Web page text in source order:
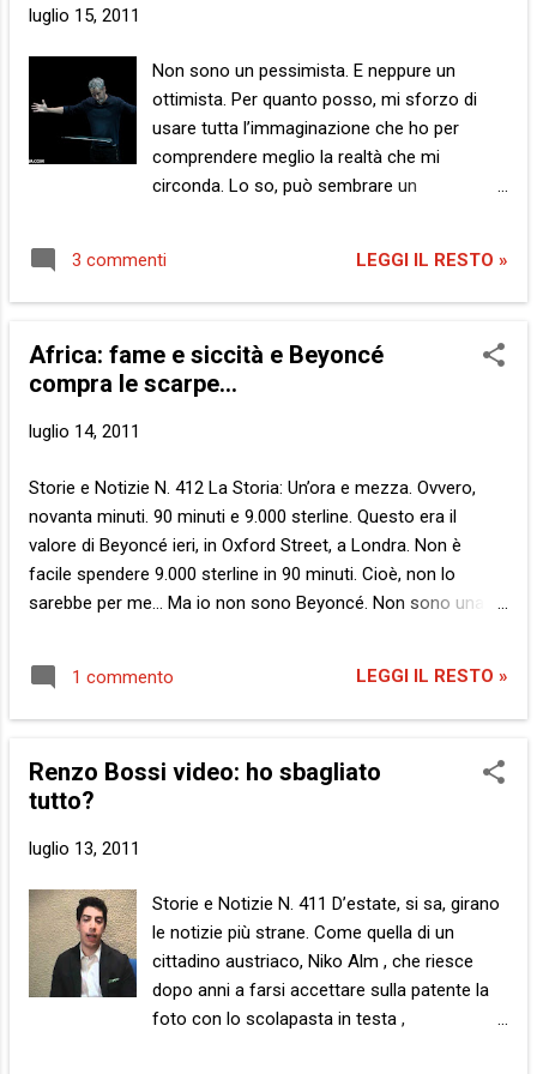
luglio 15, 2011
Non sono un pessimista. E neppure un
ottimista. Per quanto posso, mi sforzo di
usare tutta l’immaginazione che ho per
comprendere meglio la realtà che mi
circonda. Lo so, può sembrare un
Ovvero, il solo che riesce a farmi sentire
parte di esso in maniera attiva, senza subire
di trovare almeno una storia che sia migliore
– a mio modesto parere, ovviamente… - di
vederla letta e ascoltata, allora, forse c’è
qualche possibilità che un giorno non sia più
solo una storia… Augurandovi una felice
estate e ringraziandovi di cuore di esser
passate/i di qui, anche solo per errore, vi
questa parte: Settembre 2010: Discorso
3 commenti LEGGI IL RESTO »
Africa: fame e siccità e Beyoncé
compra le scarpe…
luglio 14, 2011
Storie e Notizie N. 412 La Storia: Un’ora e mezza. Ovvero,
novanta minuti. 90 minuti e 9.000 sterline. Questo era il
valore di Beyoncé ieri, in Oxford Street, a Londra. Non è
facile spendere 9.000 sterline in 90 minuti. Cioè, non lo
sarebbe per me… Ma io non sono Beyoncé. Non sono una
spendere ciascuna di quelle 9.000 sterline: scarpe. 9.000
sterline in scarpe . Quante scarpe potrei comprare con 9.000
sterline? In euro sono circa 10.200. Non riesco neppure ad
cui andrei, 90 minuti non sarebbero sufficienti. Ma Beyoncé,
in quei negozi, non entrerà neanche per errore. Ieri sapeva
gettare al vento 9.000 sterline e portare a casa le tue scarpe
nuove. Quante paia? Non è importante. Come non è
importante il prezzo, quanto c’era nel borsello prima di
uscire di casa e quanto dopo novanta minuti. Beyoncé aveva
ier...
1 commento LEGGI IL RESTO »
Renzo Bossi video: ho sbagliato
tutto?
luglio 13, 2011
Storie e Notizie N. 411 D’estate, si sa, girano
le notizie più strane. Come quella di un
cittadino austriaco, Niko Alm , che riesce
dopo anni a farsi accettare sulla patente la
foto con lo scolapasta in testa ,